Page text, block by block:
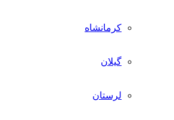
کرمانشاه
گیلان
لرستان